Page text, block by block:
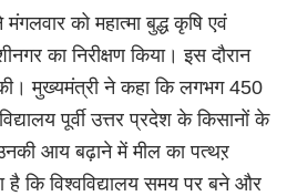
को महात्मा बुद्ध कृषि एवं
का निरीक्षण किया। इस दौरान
मुख्यमंत्री ने कहा कि लगभग 450
पूर्वी उत्तर प्रदेश के किसानों के
आय बढ़ाने में मील का पत्थऱ
है कि विश्वविद्यालय समय पर बने और